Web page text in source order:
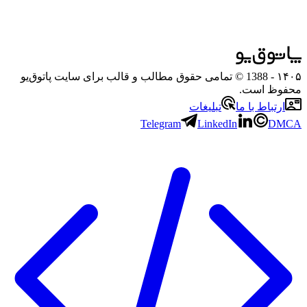
۱۴۰۵
- 1388 © تمامی حقوق مطالب و قالب برای سایت پاتوق‌یو
محفوظ است.
ارتباط با ما
تبلیغات
Telegram
LinkedIn DMCA